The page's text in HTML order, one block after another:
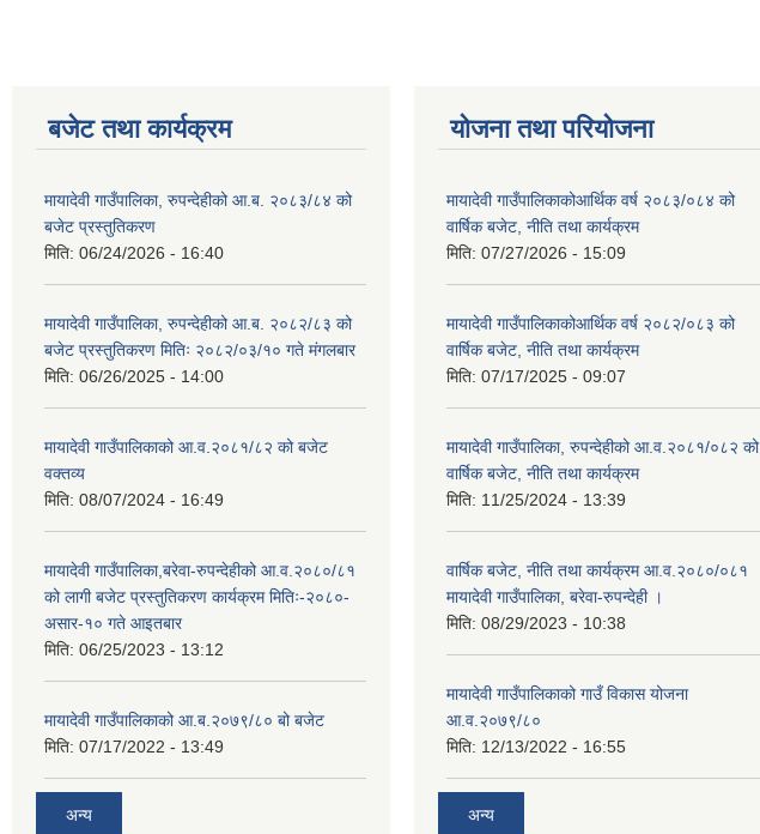
बजेट तथा कार्यक्रम
मायादेवी गाउँपालिका, रुपन्देहीको आ.ब. २०८३/८४ को
बजेट प्रस्तुतिकरण
मिति: 06/24/2026 - 16:40
मायादेवी गाउँपालिका, रुपन्देहीको आ.ब. २०८२/८३ को
बजेट प्रस्तुतिकरण मितिः २०८२/०३/१० गते मंगलबार
मिति: 06/26/2025 - 14:00
मायादेवी गाउँपालिकाको आ.व.२०८१/८२ को बजेट
वक्तव्य
मिति: 08/07/2024 - 16:49
मायादेवी गाउँपालिका,बरेवा-रुपन्देहीको आ.व.२०८०/८१
को लागी बजेट प्रस्तुतिकरण कार्यक्रम मितिः-२०८०-
असार-१० गते आइतबार
मिति: 06/25/2023 - 13:12
मायादेवी गाउँपालिकाको आ.ब.२०७९/८० बो बजेट
मिति: 07/17/2022 - 13:49
अन्य
योजना तथा परियोजना
मायादेवी गाउँपालिकाकोआर्थिक वर्ष २०८३/०८४ को
वार्षिक बजेट, नीति तथा कार्यक्रम
मिति: 07/27/2026 - 15:09
मायादेवी गाउँपालिकाकोआर्थिक वर्ष २०८२/०८३ को
वार्षिक बजेट, नीति तथा कार्यक्रम
मिति: 07/17/2025 - 09:07
मायादेवी गाउँपालिका, रुपन्देहीको आ.व.२०८१/०८२ को
वार्षिक बजेट, नीति तथा कार्यक्रम
मिति: 11/25/2024 - 13:39
वार्षिक बजेट, नीति तथा कार्यक्रम आ.व.२०८०/०८१
मायादेवी गाउँपालिका, बरेवा-रुपन्देही ।
मिति: 08/29/2023 - 10:38
मायादेवी गाउँपालिकाको गाउँ विकास योजना
आ.व.२०७९/८०
मिति: 12/13/2022 - 16:55
अन्य